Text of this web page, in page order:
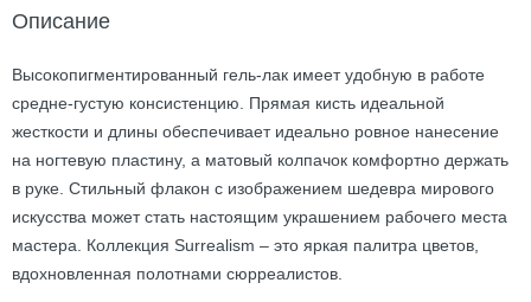
Описание
Высокопигментированный гель-лак имеет удобную в работе
средне-густую консистенцию. Прямая кисть идеальной
жесткости и длины обеспечивает идеально ровное нанесение
на ногтевую пластину, а матовый колпачок комфортно держать
в руке. Стильный флакон с изображением шедевра мирового
искусства может стать настоящим украшением рабочего места
мастера. Коллекция Surrealism – это яркая палитра цветов,
вдохновленная полотнами сюрреалистов.